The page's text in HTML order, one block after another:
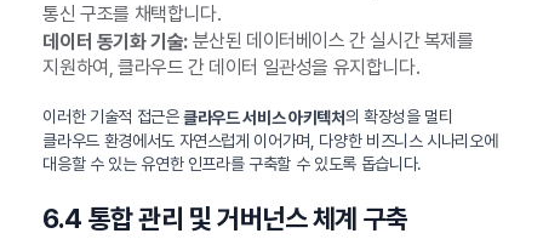
통신 구조를 채택합니다.
데이터 동기화 기술:분산된 데이터베이스 간 실시간 복제를
지원하여, 클라우드 간 데이터 일관성을 유지합니다.
이러한 기술적 접근은클라우드 서비스 아키텍처의 확장성을 멀티
클라우드 환경에서도 자연스럽게 이어가며, 다양한 비즈니스 시나리오에
대응할 수 있는 유연한 인프라를 구축할 수 있도록 돕습니다.
6.4 통합 관리 및 거버넌스 체계 구축